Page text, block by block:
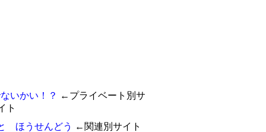
←プライベート別サ
ト
←関連別サイト